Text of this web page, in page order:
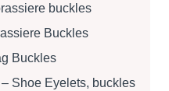
buckles
Buckles
Buckles
Shoe Eyelets, buckles